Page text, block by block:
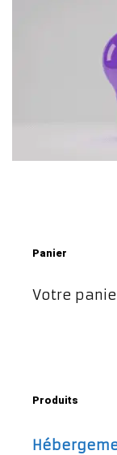
Panier
Votre
Produits